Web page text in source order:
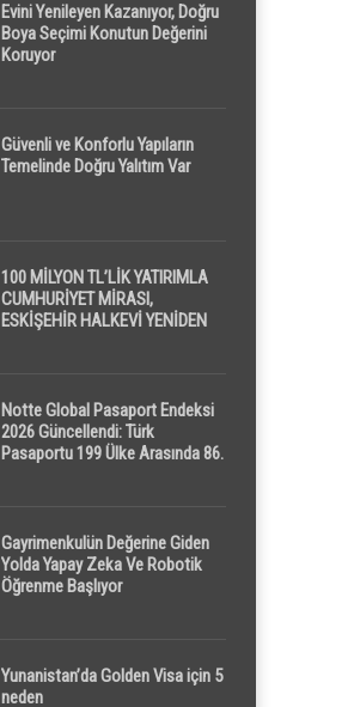
Evini Yenileyen Kazanıyor, Doğru
Boya Seçimi Konutun Değerini
Koruyor
Güvenli ve Konforlu Yapıların
Temelinde Doğru Yalıtım Var
100 MİLYON TL’LİK YATIRIMLA
CUMHURİYET MİRASI,
ESKİŞEHİR HALKEVİ YENİDEN
Notte Global Pasaport Endeksi
2026 Güncellendi: Türk
Pasaportu 199 Ülke Arasında 86.
Gayrimenkulün Değerine Giden
Yolda Yapay Zeka Ve Robotik
Öğrenme Başlıyor
Yunanistan’da Golden Visa için 5
neden